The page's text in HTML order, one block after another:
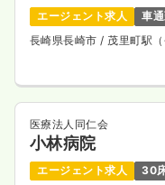
介護・福祉系正・
日勤のみ（常勤）
給与 21.0〜25.5
※一例
時間 8:20～17:20
日曜休み
月給25万円
エージェント求人
車
長崎県長崎市 / 茂里町駅
医療法人同仁会
小林病院
エージェント求人 30